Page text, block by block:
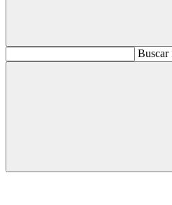
BuscarBuscar
Buscar